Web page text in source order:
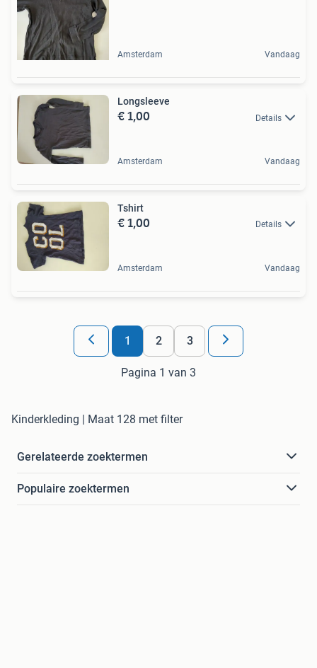
Amsterdam Vandaag
Longsleeve
€ 1,00 Details
Amsterdam Vandaag
Tshirt
€ 1,00 Details
Amsterdam Vandaag
1 2 3
Pagina 1 van 3
Kinderkleding | Maat 128 met filter
Gerelateerde zoektermen
Populaire zoektermen